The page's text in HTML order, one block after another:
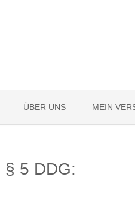
ÜBER UNS MEIN
5 DDG: